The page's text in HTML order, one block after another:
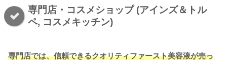
専門店・コスメショップ (アインズ＆トル
ペ, コスメキッチン)
専門店では、信頼できるクオリティファースト美容液が売っ